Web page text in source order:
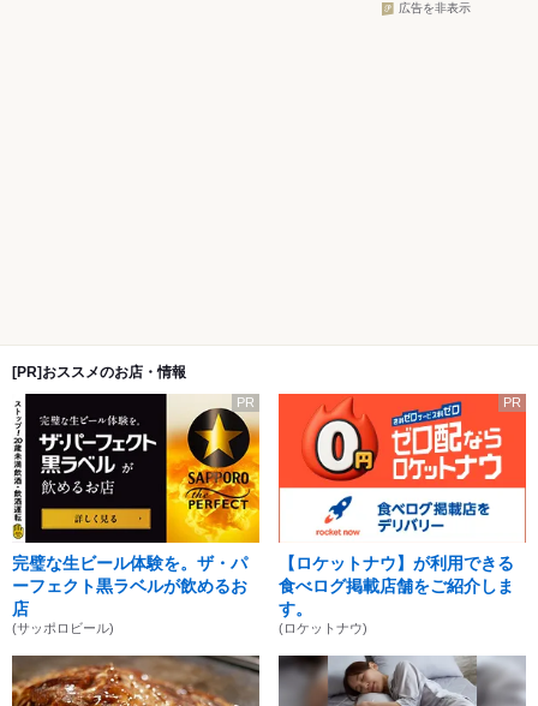
広告を非表示
[PR]おススメのお店・情報
PR
完璧な生ビール体験を。ザ・パ
ーフェクト黒ラベルが飲めるお
店
(サッポロビール)
PR
【ロケットナウ】が利用できる
食べログ掲載店舗をご紹介しま
す。
(ロケットナウ)